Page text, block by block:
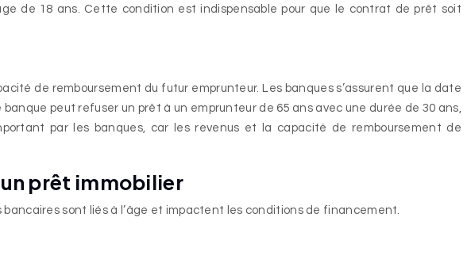
de 18 ans. Cette condition est indispensable pour que le contrat de prêt soit
de remboursement du futur emprunteur. Les banques s’assurent que la date
peut refuser un prêt à un emprunteur de 65 ans avec une durée de 30 ans,
par les banques, car les revenus et la capacité de remboursement de
prêt immobilier
bancaires sont liés à l’âge et impactent les conditions de financement.